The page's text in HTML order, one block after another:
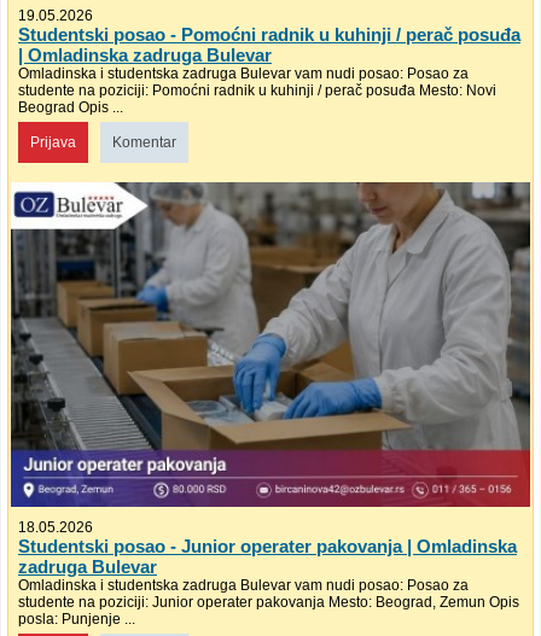
19.05.2026
Studentski posao - Pomoćni radnik u kuhinji / perač posuđa
| Omladinska zadruga Bulevar
Omladinska i studentska zadruga Bulevar vam nudi posao: Posao za
studente na poziciji: Pomoćni radnik u kuhinji / perač posuđa Mesto: Novi
Beograd Opis ...
Prijava Komentar
18.05.2026
Studentski posao - Junior operater pakovanja | Omladinska
zadruga Bulevar
Omladinska i studentska zadruga Bulevar vam nudi posao: Posao za
studente na poziciji: Junior operater pakovanja Mesto: Beograd, Zemun Opis
posla: Punjenje ...